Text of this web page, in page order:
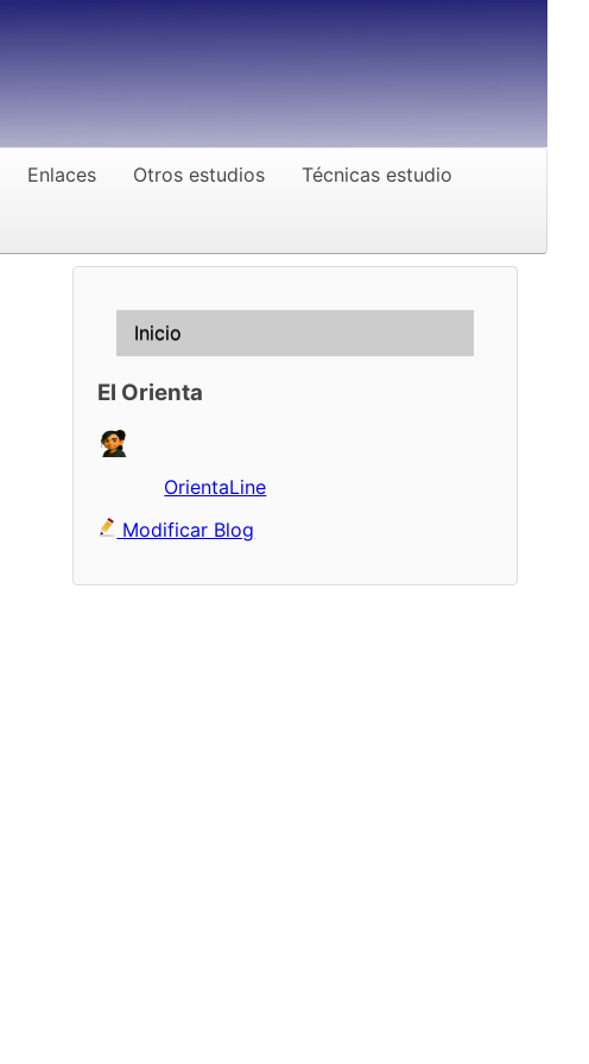
Enlaces Otros estudios Técnicas estudio
Inicio
El Orienta
OrientaLine
Modificar Blog